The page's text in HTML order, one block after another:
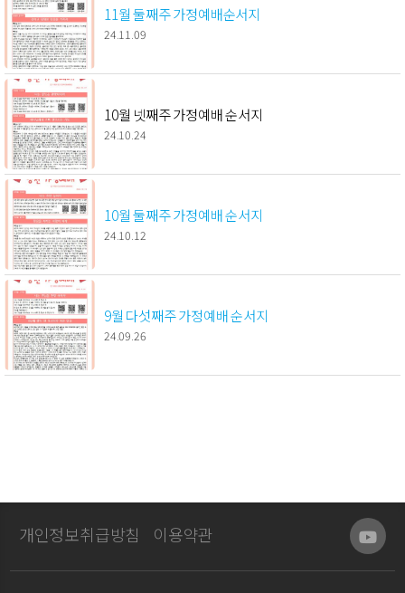
11월 둘째주 가정예배순서지
24.11.09
10월 넷째주 가정예배 순서지
24.10.24
10월 둘째주 가정예배 순서지
24.10.12
9월 다섯째주 가정예배 순서지
24.09.26
개인정보취급방침 이용약관